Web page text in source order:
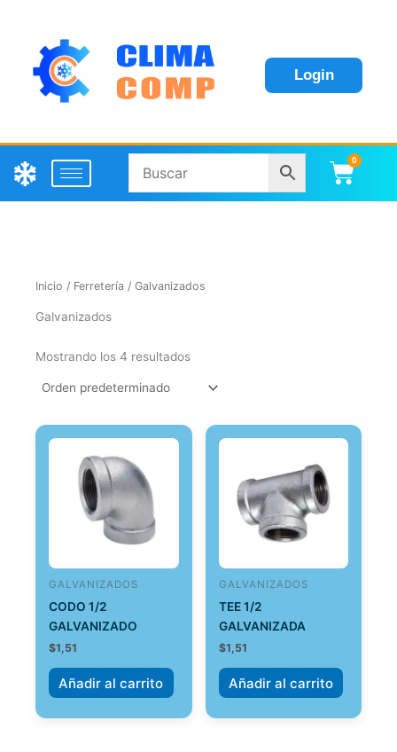
Login
0
Inicio / Ferretería / Galvanizados
Galvanizados
Mostrando los 4 resultados
GALVANIZADOS
CODO 1/2
GALVANIZADO
$1,51
Añadir al carrito
GALVANIZADOS
TEE 1/2
GALVANIZADA
$1,51
Añadir al carrito